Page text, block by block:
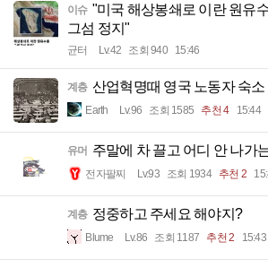
이슈 "미국 해상봉쇄로 이란 원유
그섬 정지"
균터 Lv.42 조회 940 15:46
계층 산업혁명때 영국 노동자 숙소
Earth Lv.96 조회 1585 추천 4 15:44
유머 주말에 차 끌고 어디 안 나가
전자팔찌 Lv.93 조회 1934 추천 2
계층 정중하고 주세요 해야지?
Blume Lv.86 조회 1187 추천 2 15:43